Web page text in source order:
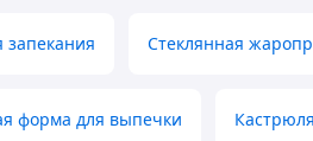
запекания Стеклянная
форма для выпечки